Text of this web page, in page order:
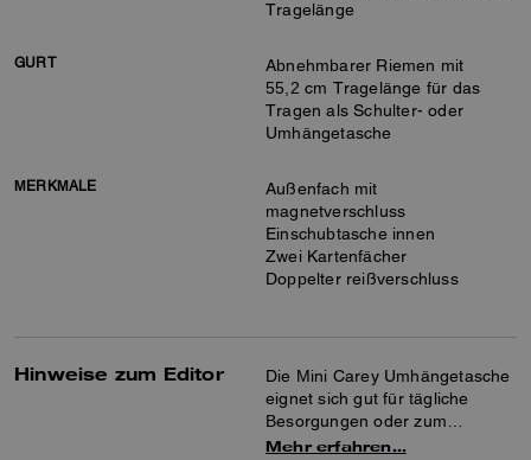
Tragelänge
GURT
Abnehmbarer Riemen mit
55,2 cm Tragelänge für das
Tragen als Schulter- oder
Umhängetasche
MERKMALE
Außenfach mit
magnetverschluss
Einschubtasche innen
Zwei Kartenfächer
Doppelter reißverschluss
Hinweise zum Editor
Die Mini Carey Umhängetasche
eignet sich gut für tägliche
Besorgungen oder zum
Ausgehen am Abend. Diese
Mehr erfahren…